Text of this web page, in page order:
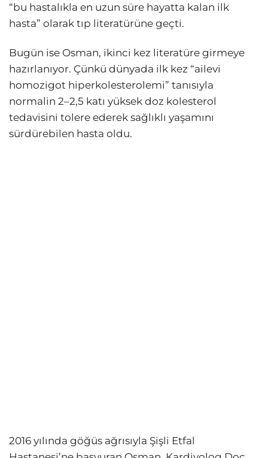
“bu hastalıkla en uzun süre hayatta kalan ilk
hasta” olarak tıp literatürüne geçti.
Bugün ise Osman, ikinci kez literatüre girmeye
hazırlanıyor. Çünkü dünyada ilk kez “ailevi
homozigot hiperkolesterolemi” tanısıyla
normalin 2–2,5 katı yüksek doz kolesterol
tedavisini tolere ederek sağlıklı yaşamını
sürdürebilen hasta oldu.
2016 yılında göğüs ağrısıyla Şişli Etfal